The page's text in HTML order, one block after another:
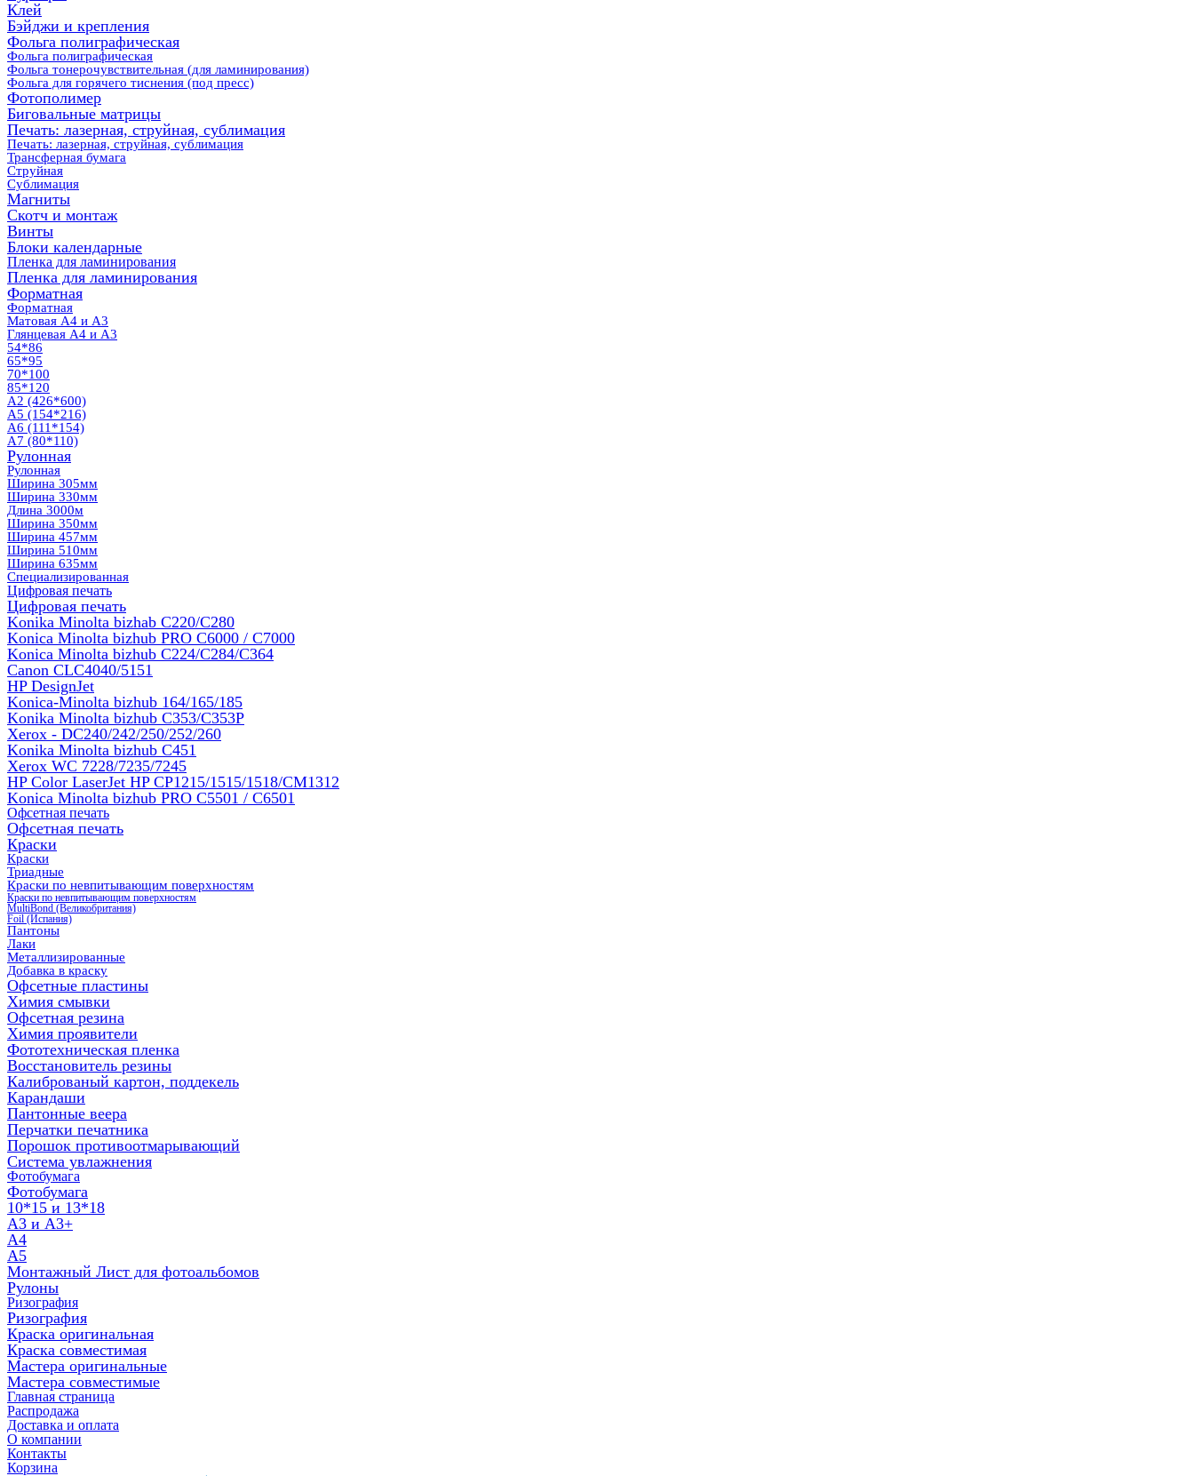
Клей
Бэйджи и крепления
Фольга полиграфическая
Фольга полиграфическая
Фольга тонерочувствительная (для ламинирования)
Фольга для горячего тиснения (под пресс)
Фотополимер
Биговальные матрицы
Печать: лазерная, струйная, сублимация
Печать: лазерная, струйная, сублимация
Трансферная бумага
Струйная
Сублимация
Магниты
Скотч и монтаж
Винты
Блоки календарные
Пленка для ламинирования
Пленка для ламинирования
Форматная
Форматная
Матовая А4 и А3
Глянцевая А4 и А3
54*86
65*95
70*100
85*120
А2 (426*600)
А5 (154*216)
А6 (111*154)
А7 (80*110)
Рулонная
Рулонная
Ширина 305мм
Ширина 330мм
Длина 3000м
Ширина 350мм
Ширина 457мм
Ширина 510мм
Ширина 635мм
Специализированная
Цифровая печать
Цифровая печать
Konika Minolta bizhab C220/C280
Konica Minolta bizhub PRO C6000 / C7000
Konica Minolta bizhub С224/С284/С364
Canon CLC4040/5151
HP DesignJet
Konica-Minolta bizhub 164/165/185
Konika Minolta bizhub C353/C353Р
Xerox - DC240/242/250/252/260
Konika Minolta bizhub C451
Xerox WC 7228/7235/7245
HP Color LaserJet HP CP1215/1515/1518/CM1312
Konica Minolta bizhub PRO С5501 / С6501
Офсетная печать
Офсетная печать
Краски
Краски
Триадные
Краски по невпитывающим поверхностям
Краски по невпитывающим поверхностям
MultiBond (Великобритания)
Foil (Испания)
Пантоны
Лаки
Металлизированные
Добавка в краску
Офсетные пластины
Химия смывки
Офсетная резина
Химия проявители
Фототехническая пленка
Восстановитель резины
Калиброваный картон, поддекель
Карандаши
Пантонные веера
Перчатки печатника
Порошок противоотмарывающий
Система увлажнения
Фотобумага
Фотобумага
10*15 и 13*18
A3 и А3+
А4
А5
Монтажный Лист для фотоальбомов
Рулоны
Ризография
Ризография
Краска оригинальная
Краска совместимая
Мастера оригинальные
Мастера совместимые
Главная страница
Распродажа
Доставка и оплата
О компании
Контакты
Корзина